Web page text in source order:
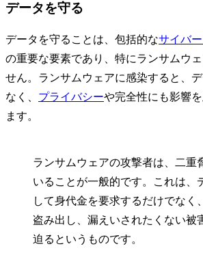
データを守る
データを守ることは、包括的なサイバ
の重要な要素であり、特にランサムウ
せん。ランサムウェアに感染すると、
なく、 プライバシーや完全性にも影響
ます。
ランサムウェアの攻撃者は、二重
いることが一般的です。これは、
して身代金を要求するだけでなく
盗み出し、漏えいされたくない被
迫るというものです。